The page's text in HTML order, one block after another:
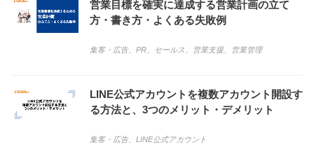
営業目標を確実に達成する営業計画の立て
方・書き方・よくある失敗例
集客・広告、 PR セールス 営業支援、 営業管理
LINE公式アカウントを複数アカウント開設す
る方法と、3つのメリット・デメリット
集客・広告、 LINE公式アカウント